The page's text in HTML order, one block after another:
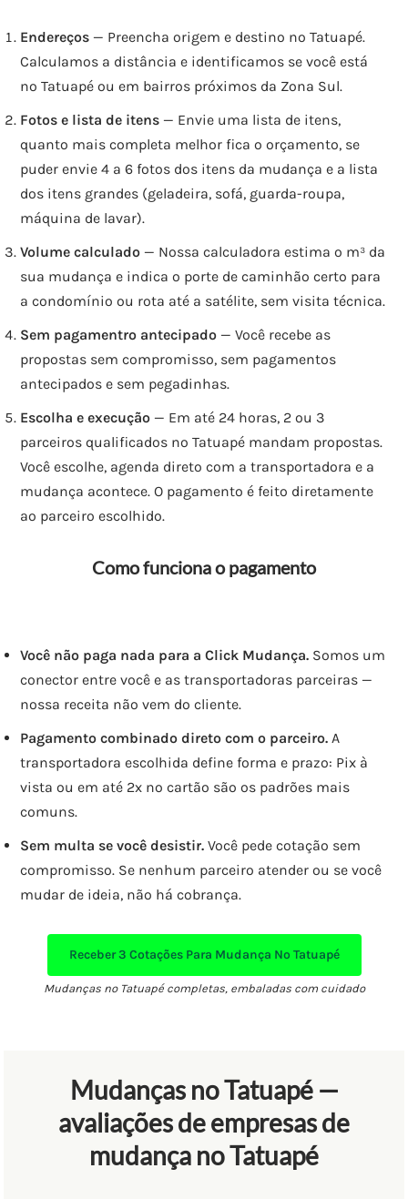
Endereços — Preencha origem e destino no Tatuapé.
Calculamos a distância e identificamos se você está
no Tatuapé ou em bairros próximos da Zona Sul.
Fotos e lista de itens — Envie uma lista de itens,
quanto mais completa melhor fica o orçamento, se
puder envie 4 a 6 fotos dos itens da mudança e a lista
dos itens grandes (geladeira, sofá, guarda-roupa,
máquina de lavar).
Volume calculado — Nossa calculadora estima o m³ da
sua mudança e indica o porte de caminhão certo para
a condomínio ou rota até a satélite, sem visita técnica.
Sem pagamentro antecipado — Você recebe as
propostas sem compromisso, sem pagamentos
antecipados e sem pegadinhas.
Escolha e execução — Em até 24 horas, 2 ou 3
parceiros qualificados no Tatuapé mandam propostas.
Você escolhe, agenda direto com a transportadora e a
mudança acontece. O pagamento é feito diretamente
ao parceiro escolhido.
Como funciona o pagamento
Você não paga nada para a Click Mudança. Somos um
conector entre você e as transportadoras parceiras —
nossa receita não vem do cliente.
Pagamento combinado direto com o parceiro. A
transportadora escolhida define forma e prazo: Pix à
vista ou em até 2x no cartão são os padrões mais
comuns.
Sem multa se você desistir. Você pede cotação sem
compromisso. Se nenhum parceiro atender ou se você
mudar de ideia, não há cobrança.
Receber3 CotaçõesPara Mudança No Tatuapé
Mudanças no Tatuapé completas, embaladas com cuidado
Mudanças no Tatuapé —
avaliações de empresas de
mudança no Tatuapé